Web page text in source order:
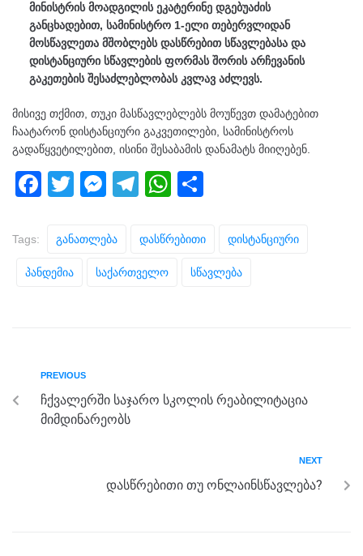
მინისტრის მოადგილის ეკატერინე დგებუაძის
განცხადებით, სამინისტრო 1-ელი თებერვლიდან
მოსწავლეთა მშობლებს დასწრებით სწავლებასა და
დისტანციური სწავლების ფორმას შორის არჩევანის
გაკეთების შესაძლებლობას კვლავ აძლევს.
მისივე თქმით, თუკი მასწავლებლებს მოუწევთ დამატებით
ჩაატარონ დისტანციური გაკვეთილები, სამინისტროს
გადაწყვეტილებით, ისინი შესაბამის დანამატს მიიღებენ.
F
e
b
k
T
tt
er
M
ss
e
n
T
e
gr
a
W
at ar
e
Tags: Განათლება Დასწრებითი Დისტანციური
Პანდემია Საქართველო Სწავლება
PREVIOUS
ჩქვალერში საჯარო სკოლის რეაბილიტაცია
მიმდინარეობს
NEXT
დასწრებითი თუ ონლაინსწავლება?